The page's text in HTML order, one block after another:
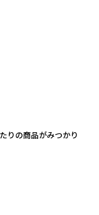
りの商品がみつかり